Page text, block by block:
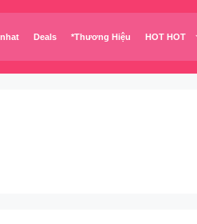
Deals *Thương Hiệu HOT HOT